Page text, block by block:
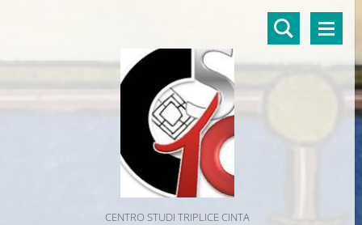
CENTRO STUDI TRIPLICE CINTA